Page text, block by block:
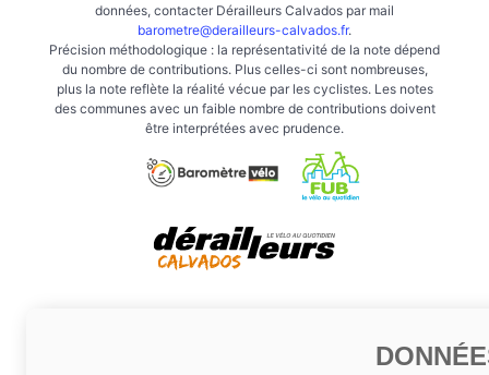
données, contacter Dérailleurs Calvados par mail
barometre@derailleurs-calvados.fr.
Précision méthodologique : la représentativité de la note dépend
du nombre de contributions. Plus celles-ci sont nombreuses,
plus la note reflète la réalité vécue par les cyclistes. Les notes
des communes avec un faible nombre de contributions doivent
être interprétées avec prudence.